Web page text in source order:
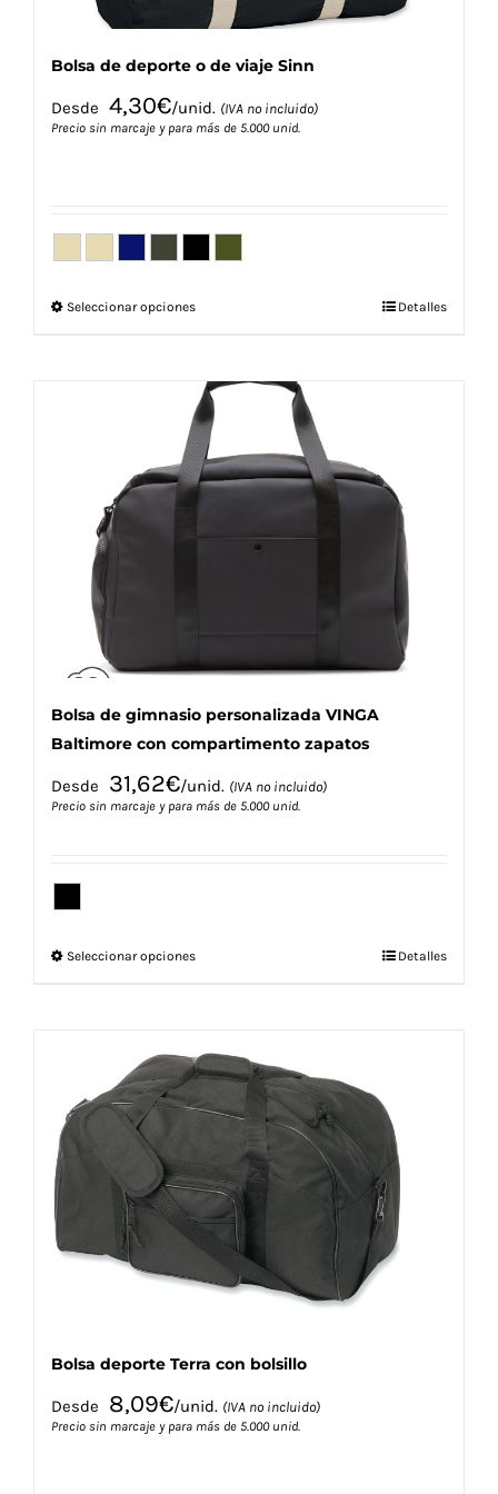
Bolsa de deporte o de viaje Sinn
Desde 4,30€/unid. (IVA no incluido)
Precio sin marcaje y para más de 5.000 unid.
Seleccionar opcionesEste
múltiples
variantes.
Las
opciones
se
Detalles
Bolsa de gimnasio personalizada VINGA
Baltimore con compartimento zapatos
Desde 31,62€/unid. (IVA no incluido)
Precio sin marcaje y para más de 5.000 unid.
Seleccionar opcionesEste
variantes.
Las
opciones
pueden
elegir
la
página
de
producto
Detalles
Bolsa deporte Terra con bolsillo
Desde 8,09€/unid. (IVA no incluido)
Precio sin marcaje y para más de 5.000 unid.